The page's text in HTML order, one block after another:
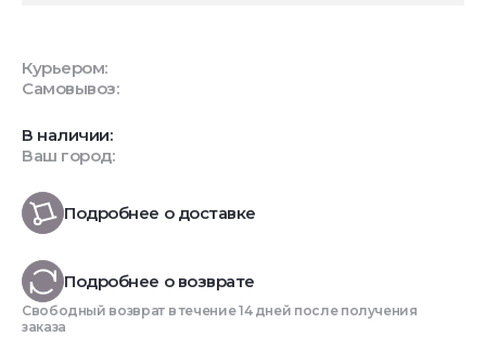
Курьером:
Самовывоз:
В наличии:
Ваш город:
Подробнее о доставке
Подробнее о возврате
Свободный возврат в течение 14 дней после получения
заказа